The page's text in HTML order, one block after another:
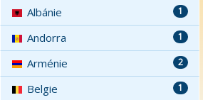
1
Albánie
1
Andorra
2
Arménie
1
Belgie